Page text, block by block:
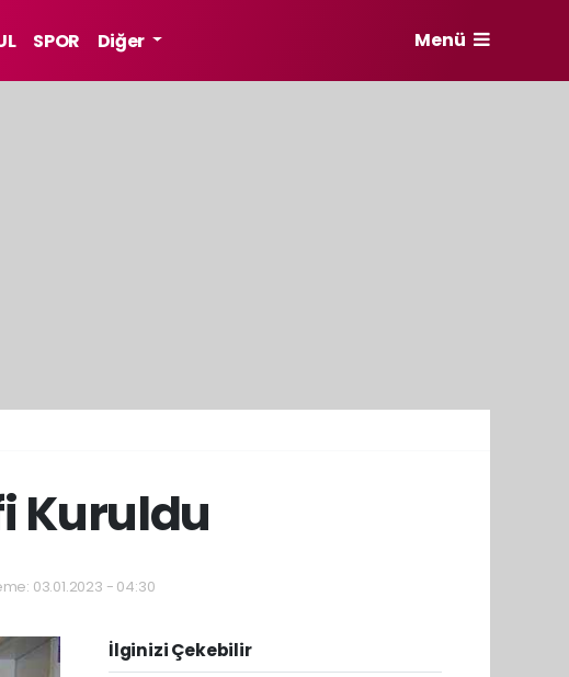
SPOR Diğer Menü
Kuruldu
03.01.2023 - 04:30
İlginizi Çekebilir